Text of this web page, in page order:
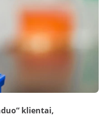
neteismine tvarka
iki sklypo ribos
klientai,